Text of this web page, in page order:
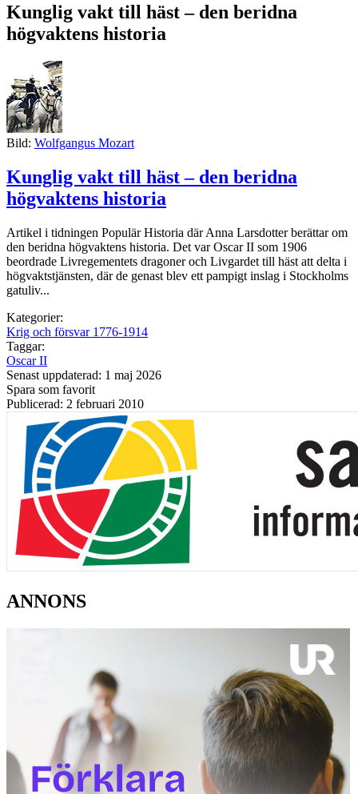
Kunglig vakt till häst – den beridna
högvaktens historia
Bild: Wolfgangus Mozart
Kunglig vakt till häst – den beridna
högvaktens historia
Artikel i tidningen Populär Historia där Anna Larsdotter berättar om
den beridna högvaktens historia. Det var Oscar II som 1906
beordrade Livregementets dragoner och Livgardet till häst att delta i
högvaktstjänsten, där de genast blev ett pampigt inslag i Stockholms
gatuliv...
Kategorier:
Krig och försvar 1776-1914
Taggar:
Oscar II
Senast uppdaterad: 1 maj 2026
Spara som favorit
Publicerad: 2 februari 2010
ANNONS